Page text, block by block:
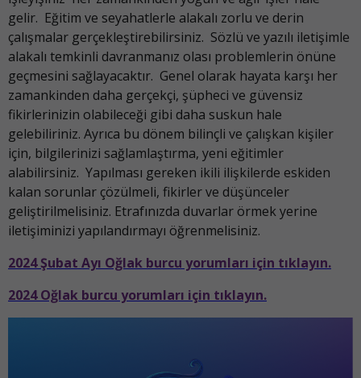
gelir. Eğitim ve seyahatlerle alakalı zorlu ve derin
çalışmalar gerçekleştirebilirsiniz. Sözlü ve yazılı iletişimle
alakalı temkinli davranmanız olası problemlerin önüne
geçmesini sağlayacaktır. Genel olarak hayata karşı her
zamankinden daha gerçekçi, şüpheci ve güvensiz
fikirlerinizin olabileceği gibi daha suskun hale
gelebiliriniz. Ayrıca bu dönem bilinçli ve çalışkan kişiler
için, bilgilerinizi sağlamlaştırma, yeni eğitimler
alabilirsiniz. Yapılması gereken ikili ilişkilerde eskiden
kalan sorunlar çözülmeli, fikirler ve düşünceler
geliştirilmelisiniz. Etrafınızda duvarlar örmek yerine
iletişiminizi yapılandırmayı öğrenmelisiniz.
2024 Şubat Ayı Oğlak burcu yorumları için tıklayın.
2024 Oğlak burcu yorumları için tıklayın.